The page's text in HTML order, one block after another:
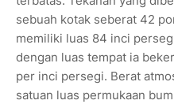
sebuah kotak seberat 42
memiliki luas 84 inci
dengan luas tempat ia
per inci persegi. Berat
satuan luas permukaan